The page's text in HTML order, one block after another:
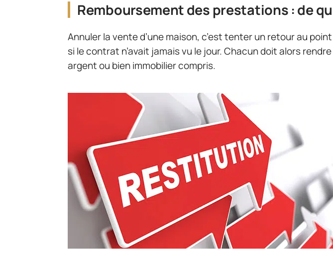
Remboursement des prestations : de
Annuler la vente d’une maison, c’est tenter un retour au
si le contrat n’avait jamais vu le jour. Chacun doit alors rendre
argent ou bien immobilier compris.